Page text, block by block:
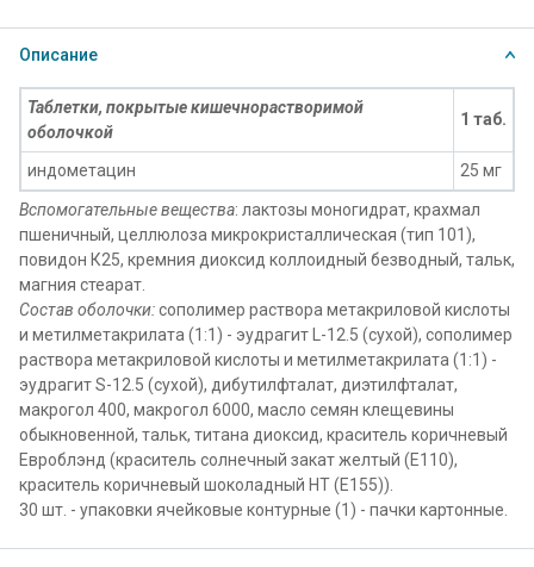
Описание
Таблетки, покрытые кишечнорастворимой
оболочкой
1 таб.
индометацин 25 мг
Вспомогательные вещества: лактозы моногидрат, крахмал
пшеничный, целлюлоза микрокристаллическая (тип 101),
повидон К25, кремния диоксид коллоидный безводный, тальк,
магния стеарат.
Состав оболочки:сополимер раствора метакриловой кислоты
и метилметакрилата (1:1) - эудрагит L-12.5 (сухой), сополимер
раствора метакриловой кислоты и метилметакрилата (1:1) -
эудрагит S-12.5 (сухой), дибутилфталат, диэтилфталат,
макрогол 400, макрогол 6000, масло семян клещевины
обыкновенной, тальк, титана диоксид, краситель коричневый
Евроблэнд (краситель солнечный закат желтый (E110),
краситель коричневый шоколадный HT (E155)).
30 шт. - упаковки ячейковые контурные (1) - пачки картонные.